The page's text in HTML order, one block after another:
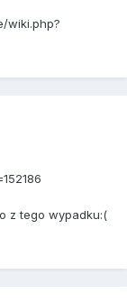
wiki.php?
z tego wypadku:(